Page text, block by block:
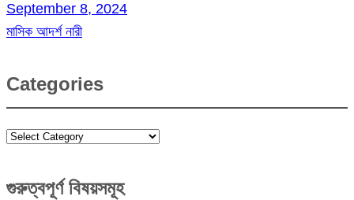
September 8, 2024
মাসিক আদর্শ নারী
Categories
Categories
গুরুত্বপূর্ণ বিষয়সমূহ